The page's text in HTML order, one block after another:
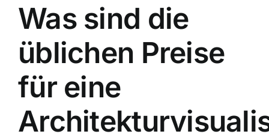
Was sind die
üblichen Preise
für eine